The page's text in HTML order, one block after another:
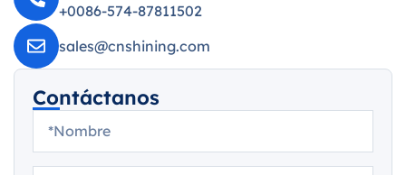
+0086-574-87811502
sales@cnshining.com
Contáctanos